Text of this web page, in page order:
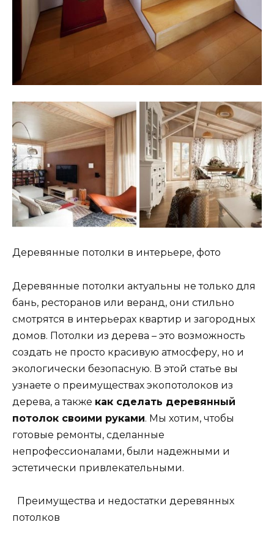
Деревянные потолки в интерьере, фото
Деревянные потолки актуальны не только для
бань, ресторанов или веранд, они стильно
смотрятся в интерьерах квартир и загородных
домов. Потолки из дерева – это возможность
создать не просто красивую атмосферу, но и
экологически безопасную. В этой статье вы
узнаете о преимуществах экопотолоков из
дерева, а также как сделать деревянный
потолок своими руками. Мы хотим, чтобы
готовые ремонты, сделанные
непрофессионалами, были надежными и
эстетически привлекательными.
Преимущества и недостатки деревянных
потолков